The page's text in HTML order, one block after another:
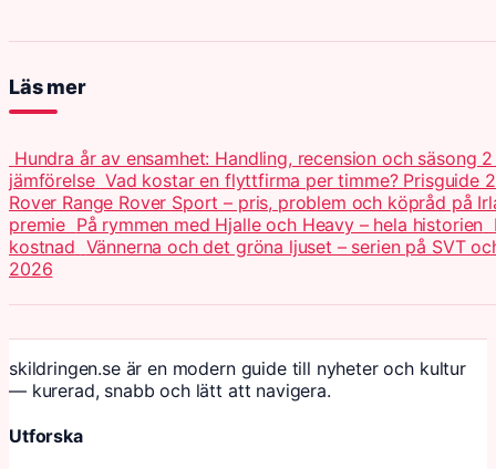
Läs mer
Hundra år av ensamhet: Handling, recension och säsong
jämförelse Vad kostar en flyttfirma per timme? Prisguide
Rover Range Rover Sport – pris, problem och köpråd på
premie På rymmen med Hjalle och Heavy – hela historien
kostnad Vännerna och det gröna ljuset – serien på SVT
2026
skildringen.se är en modern guide till nyheter och kultur
— kurerad, snabb och lätt att navigera.
Utforska